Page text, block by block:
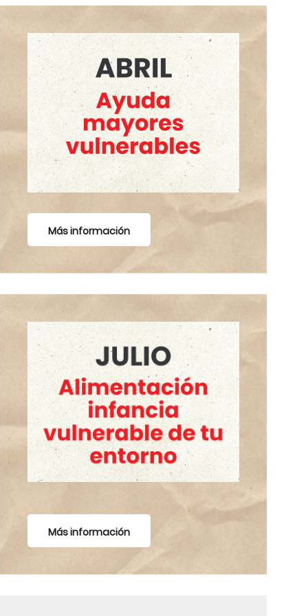
Más información
Más información